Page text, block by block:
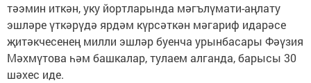
тәэмин иткән, уку йортларында мәгълүмати-аңлату
эшләре үткәрүдә ярдәм күрсәткән мәгариф идарәсе
җитәкчесенең милли эшләр буенча урынбасары Фәүзия
Мәхмүтова һәм башкалар, тулаем алганда, барысы 30
шәхес иде.